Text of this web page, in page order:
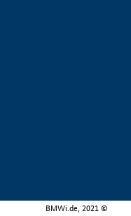
BMWi.de, 2021 ©